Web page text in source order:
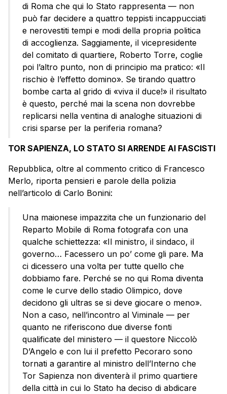
di Roma che qui lo Stato rappresenta — non
può far decidere a quattro teppisti incappucciati
e nerovestiti tempi e modi della propria politica
di accoglienza. Saggiamente, il vicepresidente
del comitato di quartiere, Roberto Torre, coglie
poi l’altro punto, non di principio ma pratico: «Il
rischio è l’effetto domino». Se tirando quattro
bombe carta al grido di «viva il duce!» il risultato
è questo, perché mai la scena non dovrebbe
replicarsi nella ventina di analoghe situazioni di
crisi sparse per la periferia romana?
TOR SAPIENZA, LO STATO SI ARRENDE AI FASCISTI
Repubblica, oltre al commento critico di Francesco
Merlo, riporta pensieri e parole della polizia
nell’articolo di Carlo Bonini:
Una maionese impazzita che un funzionario del
Reparto Mobile di Roma fotografa con una
qualche schiettezza: «Il ministro, il sindaco, il
governo… Facessero un po’ come gli pare. Ma
ci dicessero una volta per tutte quello che
dobbiamo fare. Perché se no qui Roma diventa
come le curve dello stadio Olimpico, dove
decidono gli ultras se si deve giocare o meno».
Non a caso, nell’incontro al Viminale — per
quanto ne riferiscono due diverse fonti
qualificate del ministero — il questore Niccolò
D’Angelo e con lui il prefetto Pecoraro sono
tornati a garantire al ministro dell’Interno che
Tor Sapienza non diventerà il primo quartiere
della città in cui lo Stato ha deciso di abdicare